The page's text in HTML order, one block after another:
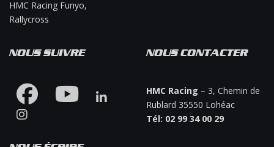
HMC Racing Funyo,
Rallycross
NOUS SUIVRE NOUS CONTACTER
HMC Racing – 3, Chemin de
Rublard 35550 Lohéac
Tél: 02 99 34 00 29